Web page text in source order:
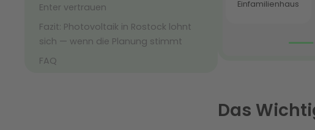
Enter vertrauen
Fazit: Photovoltaik in Rostock lohnt
sich — wenn die Planung stimmt
FAQ
Das